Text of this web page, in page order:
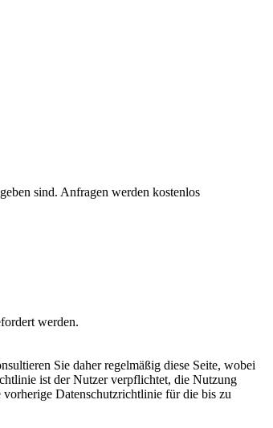
sind. Anfragen werden kostenlos
werden.
Sie daher regelmäßig diese Seite, wobei
ist der Nutzer verpflichtet, die Nutzung
vorherige Datenschutzrichtlinie für die bis zu